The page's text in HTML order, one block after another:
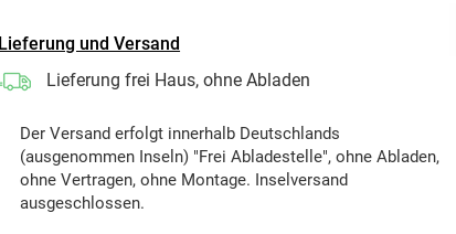
Lieferung und Versand
Lieferung frei Haus, ohne Abladen
Der Versand erfolgt innerhalb Deutschlands
(ausgenommen Inseln) "Frei Abladestelle", ohne Abladen,
ohne Vertragen, ohne Montage. Inselversand
ausgeschlossen.